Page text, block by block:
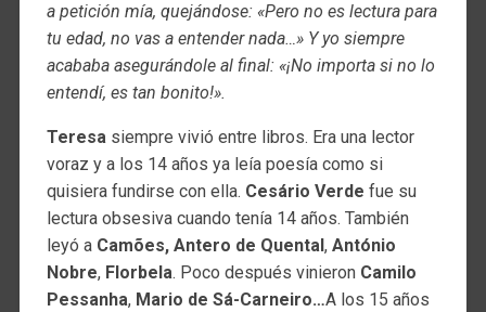
a petición mía, quejándose: «Pero no es lectura para
tu edad, no vas a entender nada…» Y yo siempre
acababa asegurándole al final: «¡No importa si no lo
entendí, es tan bonito!».
Teresasiempre vivió entre libros. Era una lector
voraz y a los 14 años ya leía poesía como si
quisiera fundirse con ella. Cesário Verde fue su
lectura obsesiva cuando tenía 14 años. También
leyó a Camões, Antero de Quental , António
Nobre, Florbela. Poco después vinieron Camilo
Pessanha, Mario de Sá-Carneiro…A los 15 años